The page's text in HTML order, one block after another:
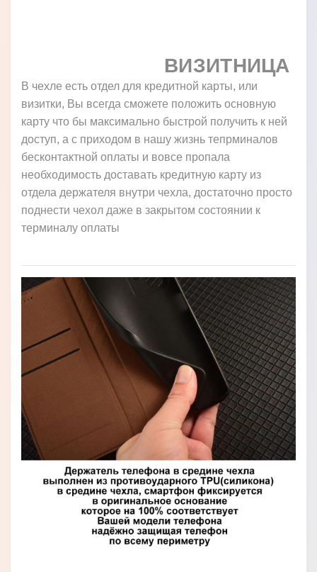
ВИЗИТНИЦА
В чехле есть отдел для кредитной карты, или
визитки, Вы всегда сможете положить основную
карту что бы максимально быстрой получить к ней
доступ, а с приходом в нашу жизнь тепрминалов
бесконтактной оплаты и вовсе пропала
необходимость доставать кредитную карту из
отдела держателя внутри чехла, достаточно просто
поднести чехол даже в закрытом состоянии к
терминалу оплаты